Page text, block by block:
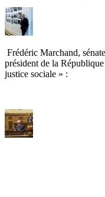
Frédéric Marchand,
président de la
justice sociale » :